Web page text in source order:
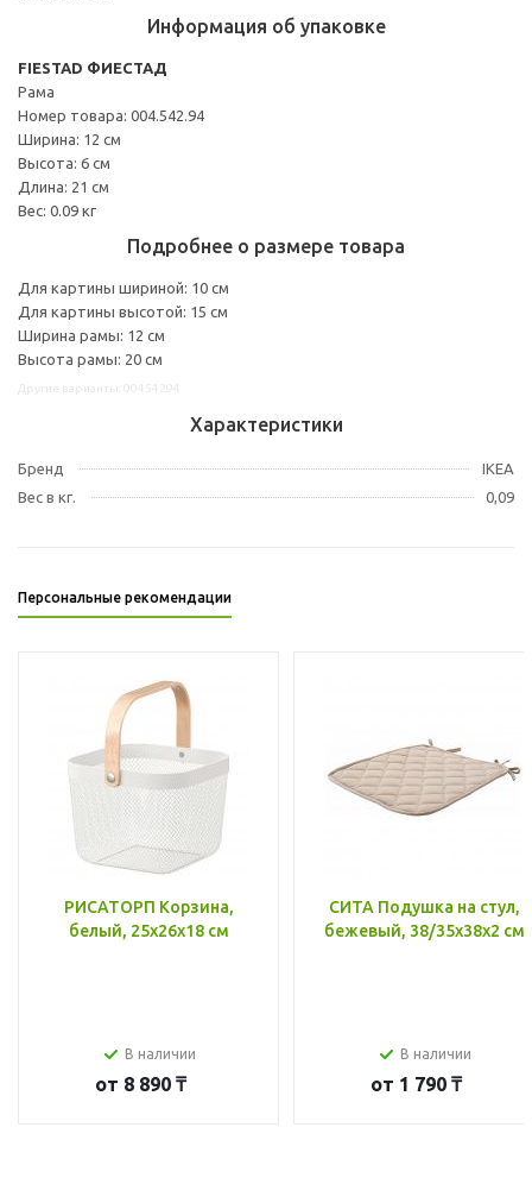
Информация об упаковке
FIESTAD ФИЕСТАД
Рама
Номер товара: 004.542.94
Ширина: 12 см
Высота: 6 см
Длина: 21 см
Вес: 0.09 кг
Подробнее о размере товара
Для картины шириной: 10 см
Для картины высотой: 15 см
Ширина рамы: 12 см
Высота рамы: 20 см
Характеристики
Бренд
IKEA
Вес в кг.
0,09
Персональные рекомендации
РИСАТОРП Корзина,
белый, 25x26x18 см
В наличии
от 8 890 ₸
СИТА Подушка на стул,
бежевый, 38/35x38x2 см
В наличии
от 1 790 ₸